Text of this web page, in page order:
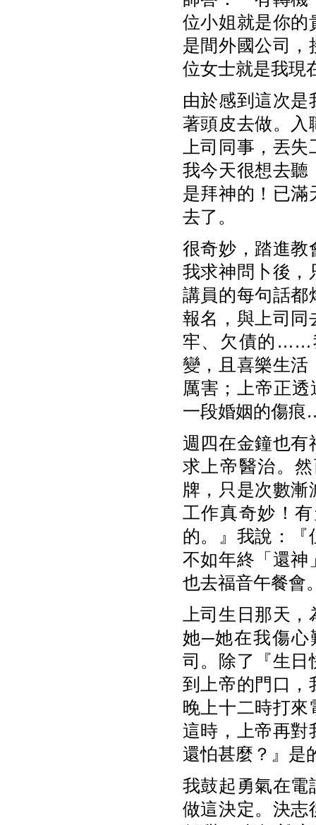
位小姐就是你的
是間外國公司，
位女士就是我現
由於感到這次
著頭皮去做。入
上司同事，丟
我今天很想去聽
是拜神的！已滿
去了。
很奇妙，踏進教
我求神問卜後，
講員的每句話都
報名，與上司同
牢、欠債的……
變，且喜樂生活
厲害；上帝正
一段婚姻的傷
週四在金鐘也有
求上帝醫治。
牌，只是次數
工作真奇妙！
的。』我說：『
不如年終「還神
也去福音午餐會
上司生日那天
她─她在我傷心
司。除了『生日
到上帝的門口，
晚上十二時打來
這時，上帝再對
還怕甚麼？』是
我鼓起勇氣在電
做這決定。決志